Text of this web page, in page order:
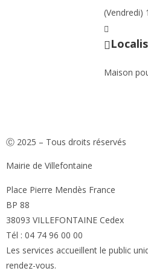
(Vendredi)
Maison
Ⓒ 2025 – Tous droits réservés
Mairie de Villefontaine
Place Pierre Mendès France
BP 88
38093 VILLEFONTAINE Cedex
Tél : 04 74 96 00 00
Les services accueillent le public
rendez-vous.